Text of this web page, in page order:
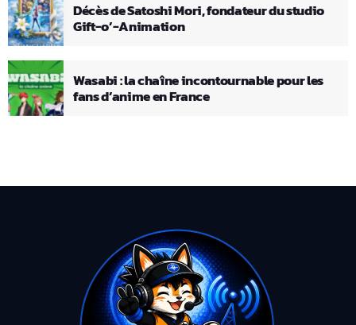
Décès de Satoshi Mori, fondateur du studio
Gift-o’-Animation
Wasabi : la chaîne incontournable pour les
fans d’anime en France